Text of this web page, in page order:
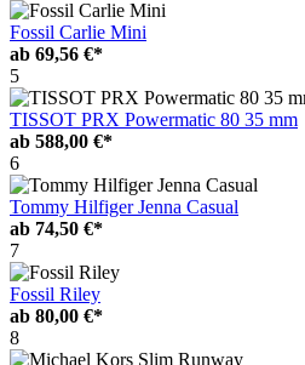
Fossil Carlie Mini
ab 69,56 €*
5
TISSOT PRX Powermatic 80 35 mm
ab 588,00 €*
6
Tommy Hilfiger Jenna Casual
ab 74,50 €*
7
Fossil Riley
ab 80,00 €*
8